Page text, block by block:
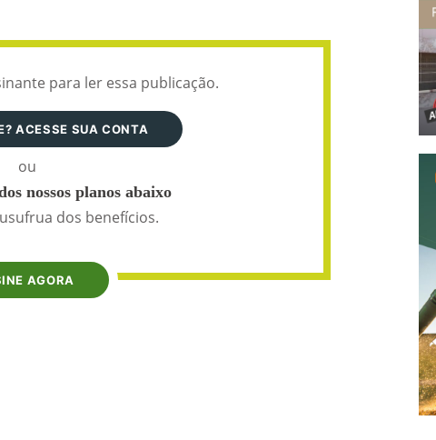
para ler essa publicação.
ACESSE SUA CONTA
ou
nossos planos abaixo
dos benefícios.
AGORA